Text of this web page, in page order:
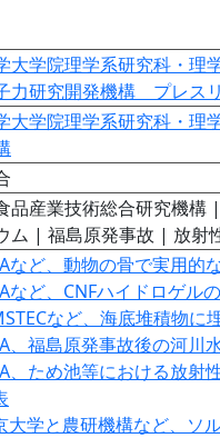
大学院理学系研究科・
力研究開発機構 プレス
大学院理学系研究科・理
品産業技術総合研究機
ム | 福島原発事故 | 放射
など、動物の骨で実用的
など、CNFハイドロゲル
など、海底堆積物
、福島原発事故後の河
、ため池等における放
大学と農研機構など、ソ